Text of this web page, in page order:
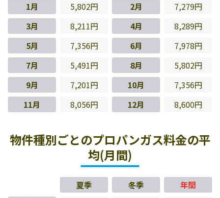
1月 5,802円 2月
7,279円
3月
8,211円 4月
8,289円
5月
7,356円 6月
7,978円
7月
5,491円 8月
5,802円
9月
7,201円 10月
7,356円
11月
8,056円 12月 8,600円
物件種別ごとのプロパンガス料金の平
均(月間)
夏季 冬季
年間